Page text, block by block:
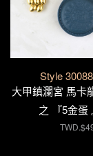
Style
大甲鎮瀾宮 馬卡
之 『5金蛋